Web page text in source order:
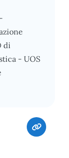
di
- UOS